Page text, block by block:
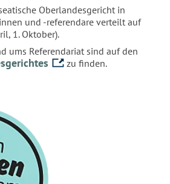
Oberlandesgericht in
und -referendare verteilt auf
1. Oktober).
ums Referendariat sind auf den
zu finden.